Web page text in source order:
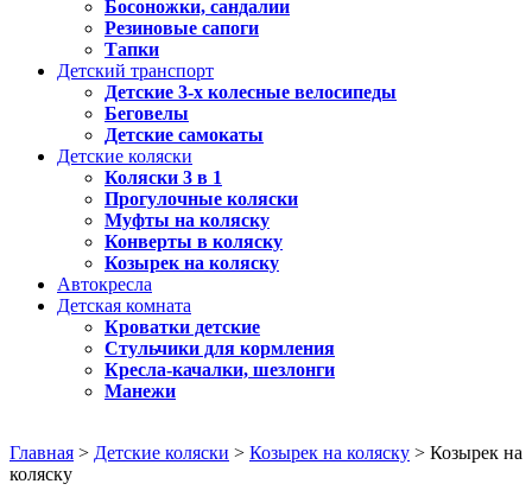
Босоножки, сандалии
Резиновые сапоги
Тапки
Детский транспорт
Детские 3-х колесные велосипеды
Беговелы
Детские самокаты
Детские коляски
Коляски 3 в 1
Прогулочные коляски
Муфты на коляску
Конверты в коляску
Козырек на коляску
Автокресла
Детская комната
Кроватки детские
Стульчики для кормления
Кресла-качалки, шезлонги
Манежи
Главная > Детские коляски > Козырек на коляску > Козырек на
коляску